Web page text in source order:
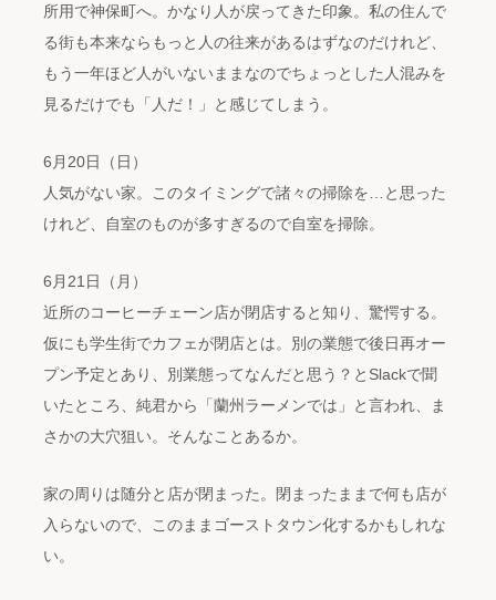
所用で神保町へ。かなり人が戻ってきた印象。私の住んで
る街も本来ならもっと人の往来があるはずなのだけれど、
もう一年ほど人がいないままなのでちょっとした人混みを
見るだけでも「人だ！」と感じてしまう。
6月20日（日）
人気がない家。このタイミングで諸々の掃除を…と思った
けれど、自室のものが多すぎるので自室を掃除。
6月21日（月）
近所のコーヒーチェーン店が閉店すると知り、驚愕する。
仮にも学生街でカフェが閉店とは。別の業態で後日再オー
プン予定とあり、別業態ってなんだと思う？とSlackで聞
いたところ、純君から「蘭州ラーメンでは」と言われ、ま
さかの大穴狙い。そんなことあるか。
家の周りは随分と店が閉まった。閉まったままで何も店が
入らないので、このままゴーストタウン化するかもしれな
い。